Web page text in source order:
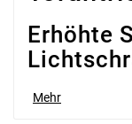
Erhöhte
Die Einweg-
Mehr